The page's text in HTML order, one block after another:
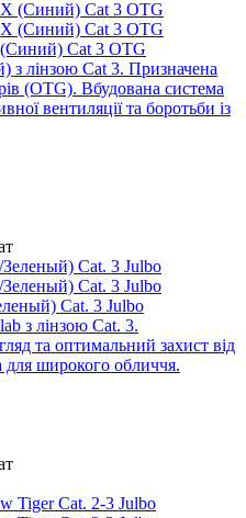
Cat 3 OTG
з лінзою Cat 3. Призначена
(OTG). Вбудована система
вентиляції та боротьби із
Cat. 3 Julbo
з лінзою Cat. 3.
та оптимальний захист від
для широкого обличчя.